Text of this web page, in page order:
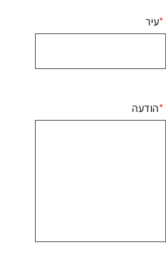
עיר
הודעה